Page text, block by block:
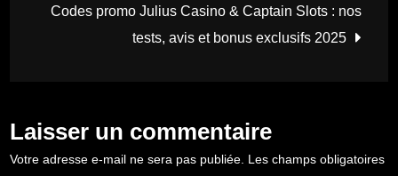
l’article
Codes promo Julius Casino & Captain Slots : nos
tests, avis et bonus exclusifs 2025
Laisser un commentaire
Votre adresse e-mail ne sera pas publiée. Les champs obligatoires